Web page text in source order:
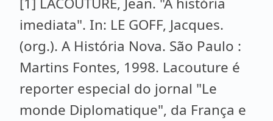
imediata". In: LE GOFF, Jacques.
(org.). A História Nova. São Paulo :
Martins Fontes, 1998. Lacouture é
reporter especial do jornal "Le
monde Diplomatique", da França e